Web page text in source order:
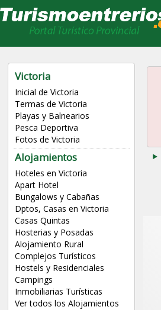
Victoria
Inicial de Victoria
Termas de Victoria
Playas y Balnearios
Pesca Deportiva
Fotos de Victoria
Alojamientos
Hoteles en Victoria
Apart Hotel
Bungalows y Cabañas
Dptos, Casas en Victoria
Casas Quintas
Hosterias y Posadas
Alojamiento Rural
Complejos Turísticos
Hostels y Residenciales
Campings
Inmobiliarias Turísticas
Ver todos los Alojamientos